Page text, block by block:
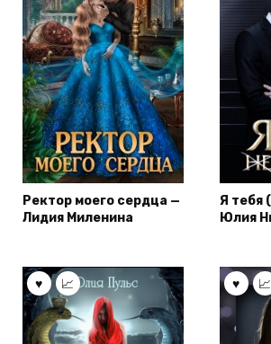
Ректор моего сердца —
Лидия Миленина
Я тебя
Юлия